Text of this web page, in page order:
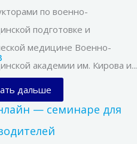
по военно-
подготовке и
медицине Военно-
академии им. Кирова и...
дальше
— семинаре для